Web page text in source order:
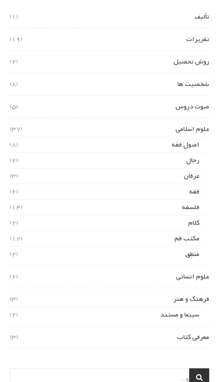
تألیف
(1)
تقریرات
(19)
روش تحصیل
(2)
شخصیت ها
(8)
صوت دروس
(5)
علوم اسلامی
(37)
اصول فقه
(8)
رجال
(2)
عرفان
(3)
فقه
(6)
فلسفه
(14)
کلام
(2)
مکتب قم
(12)
منطق
(2)
علوم انسانی
(6)
فرهنگ و هنر
(3)
سینما و مستند
(2)
معرفی کتاب
(3)